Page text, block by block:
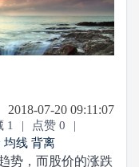
2018-07-20 09:11:07
1 | 点赞 0
|
均线 背离
，而股价的涨跌